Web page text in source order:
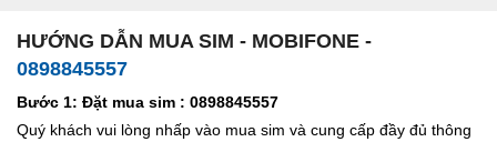
HƯỚNG DẪN MUA SIM - MOBIFONE -
0898845557
Bước 1: Đặt mua sim : 0898845557
Quý khách vui lòng nhấp vào mua sim và cung cấp đầy đủ thông